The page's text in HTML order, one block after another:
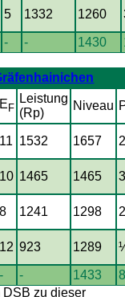
5 1332 1260
- - 1430
E F
Leistung
(Rp)
Niveau
11 1532 1657
10 1465 1465
8 1241 1298
12 923 1289
- - 1433
DSB zu dieser